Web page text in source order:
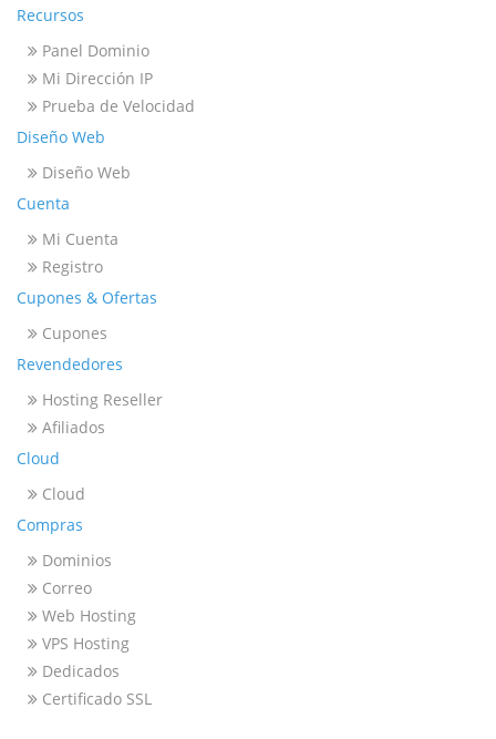
Recursos
Panel Dominio
Mi Dirección IP
Prueba de Velocidad
Diseño Web
Diseño Web
Cuenta
Mi Cuenta
Registro
Cupones & Ofertas
Cupones
Revendedores
Hosting Reseller
Afiliados
Cloud
Cloud
Compras
Dominios
Correo
Web Hosting
VPS Hosting
Dedicados
Certificado SSL